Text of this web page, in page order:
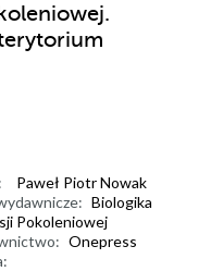
Paweł Piotr Nowak
Biologika
Pokoleniowej
Onepress